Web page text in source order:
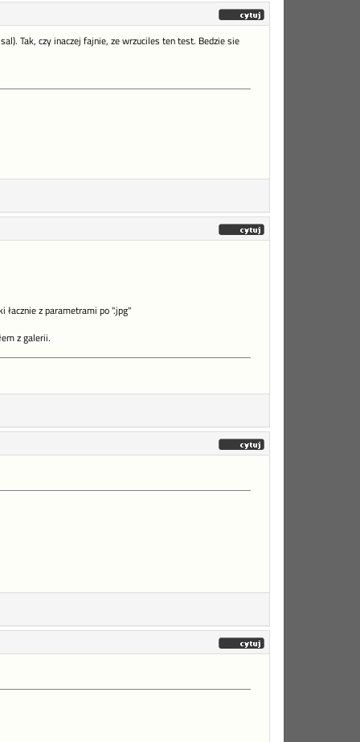
Tak, czy inaczej fajnie, ze wrzuciles ten test. Bedzie sie
łacznie z parametrami po ".jpg"
z galerii.